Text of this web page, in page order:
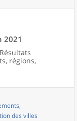
2021
régions,
des villes